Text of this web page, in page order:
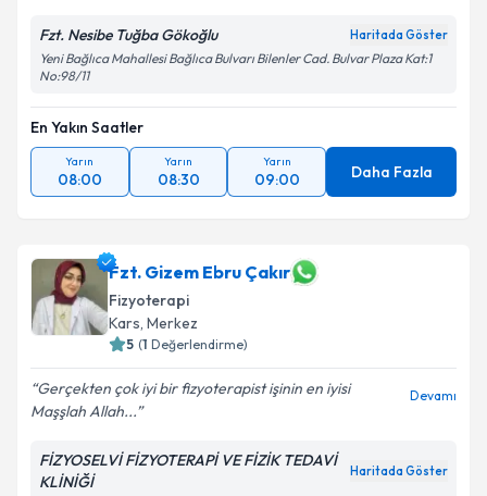
Fzt. Nesibe Tuğba Gökoğlu Haritada Göster
Yeni Bağlıca Mahallesi Bağlıca Bulvarı Bilenler Cad. Bulvar Plaza Kat:1
No:98/11
En Yakın Saatler
Yarın
08:00
Yarın
08:30
Yarın
09:00 Daha Fazla
Fzt. Gizem Ebru Çakır
Fizyoterapi
Kars, Merkez
5 (1 Değerlendirme)
Gerçekten çok iyi bir fizyoterapist işinin en iyisi
Maşşlah Allah...
Devamı
FİZYOSELVİ FİZYOTERAPİ VE FİZİK TEDAVİ
KLİNİĞİ
Haritada Göster